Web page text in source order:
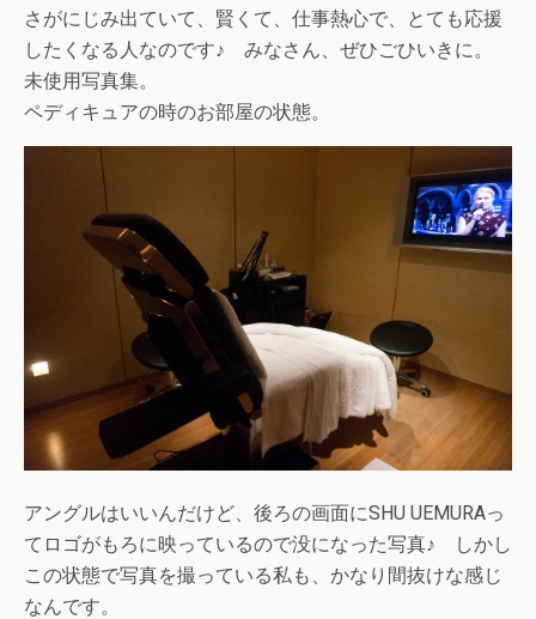
さがにじみ出ていて、賢くて、仕事熱心で、とても応援
したくなる人なのです♪ みなさん、ぜひごひいきに。
未使用写真集。
ペディキュアの時のお部屋の状態。
アングルはいいんだけど、後ろの画面にSHU UEMURAっ
てロゴがもろに映っているので没になった写真♪ しかし
この状態で写真を撮っている私も、かなり間抜けな感じ
なんです。